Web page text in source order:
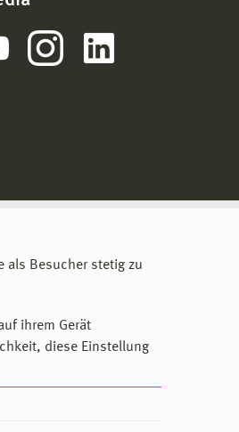
als Besucher stetig zu
ihrem Gerät
diese Einstellung